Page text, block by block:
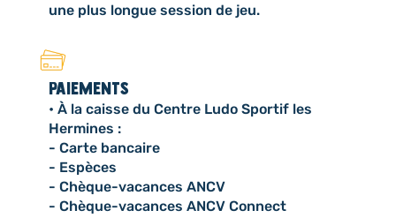
une plus longue session de jeu.
PAIEMENTS
• À la caisse du Centre Ludo Sportif les
Hermines :
- Carte bancaire
- Espèces
- Chèque-vacances ANCV
- Chèque-vacances ANCV Connect